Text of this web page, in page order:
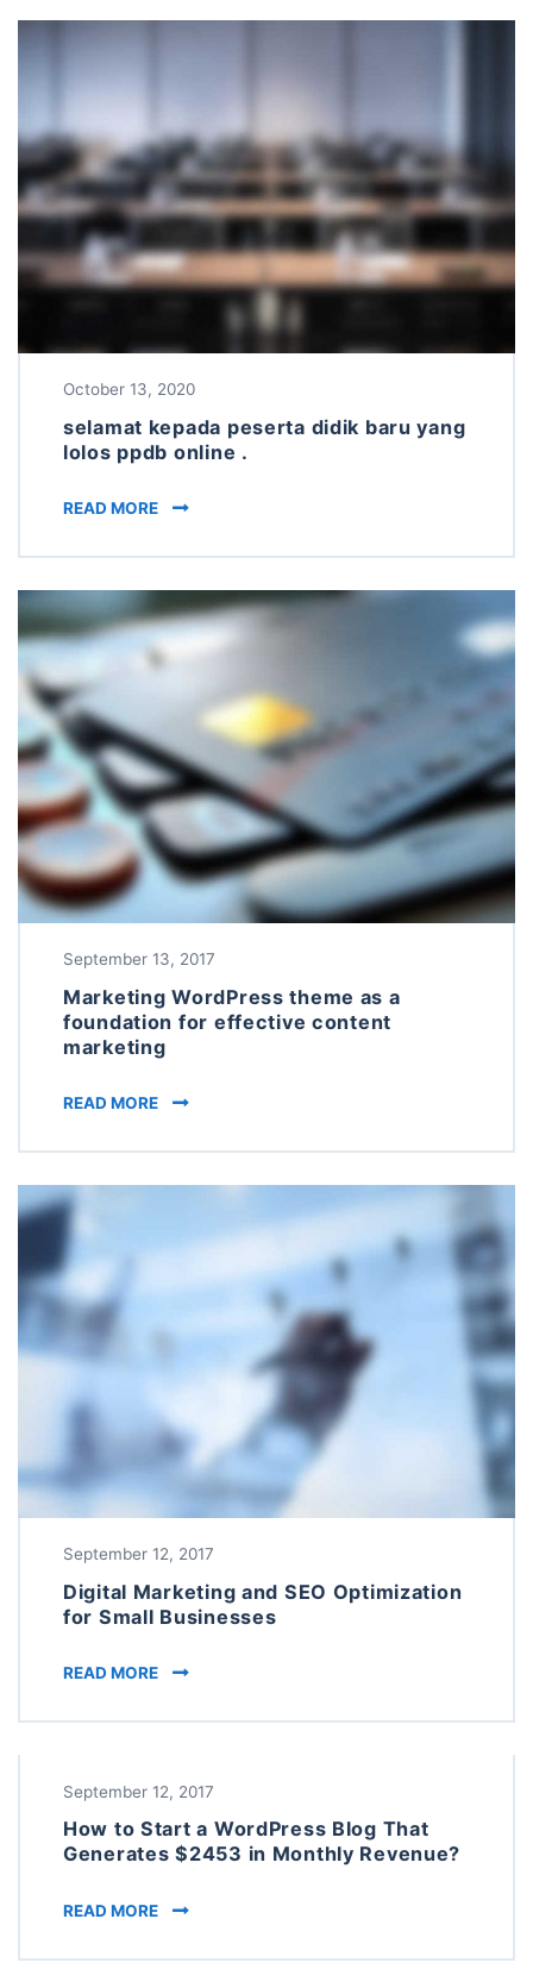
October 13, 2020
selamat kepada peserta didik baru yang
lolos ppdb online .
READ MORE SELAMAT KEPADA PESERTA DIDIK BARU
September 13, 2017
Marketing WordPress theme as a
foundation for effective content
marketing
READ MORE MARKETING WORDPRESS THEME AS A
September 12, 2017
Digital Marketing and SEO Optimization
for Small Businesses
READ MORE DIGITAL MARKETING AND SEO OPTIMIZATION
September 12, 2017
How to Start a WordPress Blog That
Generates $2453 in Monthly Revenue?
READ MORE HOW TO START A WORDPRESS BLOG THAT